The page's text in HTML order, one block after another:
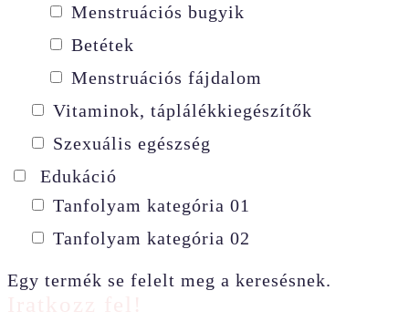
Menstruációs bugyik
Betétek
Menstruációs fájdalom
Vitaminok, táplálékkiegészítők
Szexuális egészség
Edukáció
Tanfolyam kategória 01
Tanfolyam kategória 02
Egy termék se felelt meg a keresésnek.